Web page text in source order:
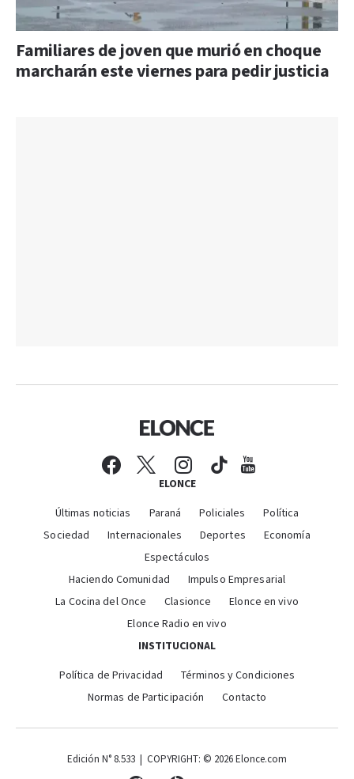
Familiares de joven que murió en choque
marcharán este viernes para pedir justicia
ELONCE
Últimas noticias Paraná Policiales
Política
Sociedad
Internacionales Deportes
Economía
Espectáculos
Haciendo Comunidad
Impulso Empresarial
La Cocina del Once
Clasionce
Elonce en vivo
Elonce Radio en vivo
INSTITUCIONAL
Política de Privacidad
Términos y Condiciones
Normas de Participación
Contacto
Edición N° 8.533 | COPYRIGHT: © 2026 Elonce.com